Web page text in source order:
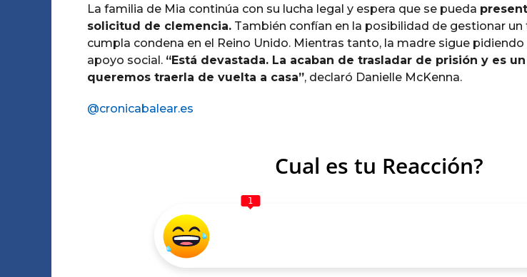
La familia de Mia continúa con su lucha legal y espera que se pueda
solicitud de clemencia. También confían en la posibilidad de gestionar un
cumpla condena en el Reino Unido. Mientras tanto, la madre sigue
apoyo social. “Está devastada. La acaban de trasladar de prisión y es
queremos traerla de vuelta a casa”, declaró Danielle McKenna.
@cronicabalear.es
Cual es tu Reacción?
1